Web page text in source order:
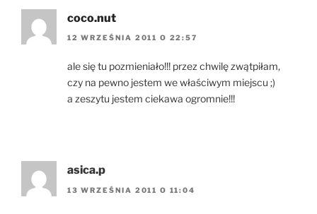
coco.nut
12 WRZEŚNIA 2011 O 22:57
ale się tu pozmieniało!!! przez chwilę zwątpiłam,
czy na pewno jestem we właściwym miejscu ;)
a zeszytu jestem ciekawa ogromnie!!!
asica.p
13 WRZEŚNIA 2011 O 11:04